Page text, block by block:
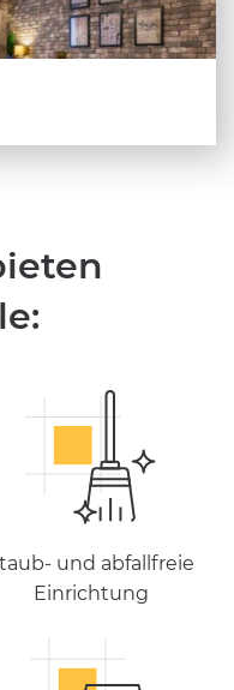
und abfallfreie
Einrichtung